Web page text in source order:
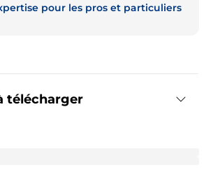
télécharger
pour les pros et particuliers